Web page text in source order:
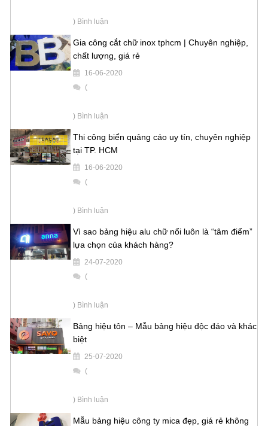
) Bình luận
Gia công cắt chữ inox tphcm | Chuyên nghiệp,
chất lượng, giá rẻ
16-06-2020
(
) Bình luận
Thi công biển quảng cáo uy tín, chuyên nghiệp
tại TP. HCM
16-06-2020
(
) Bình luận
Vì sao bảng hiệu alu chữ nổi luôn là “tâm điểm”
lựa chọn của khách hàng?
24-07-2020
(
) Bình luận
Bảng hiệu tôn – Mẫu bảng hiệu độc đáo và khác
biệt
25-07-2020
(
) Bình luận
Mẫu bảng hiệu công ty mica đẹp, giá rẻ không